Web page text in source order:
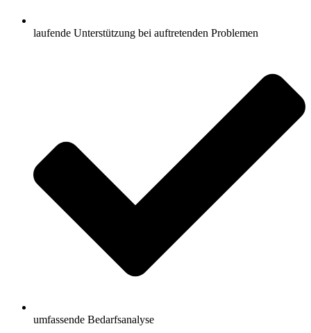
laufende Unterstützung bei auftretenden Problemen
umfassende Bedarfsanalyse